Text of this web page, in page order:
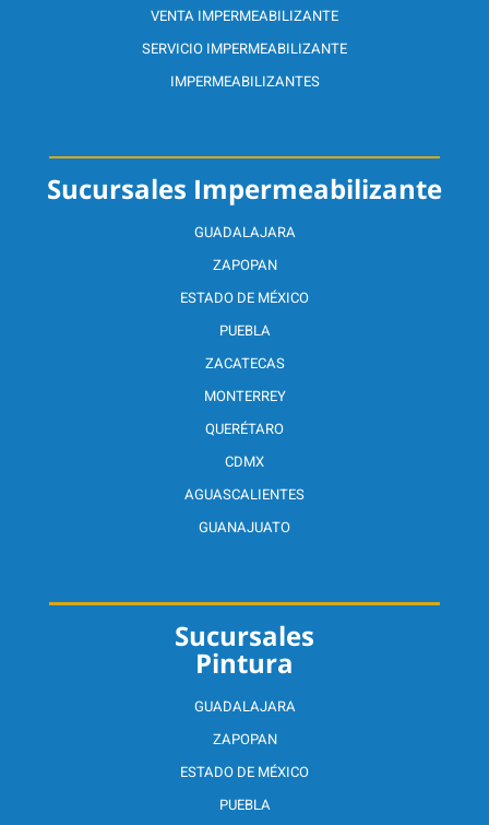
Sucursales
Pintura
GUADALAJARA
ZAPOPAN
ESTADO DE MÉXICO
PUEBLA
Sucursales Impermeabilizante
GUADALAJARA
ZAPOPAN
ESTADO DE MÉXICO
PUEBLA
ZACATECAS
MONTERREY
QUERÉTARO
CDMX
AGUASCALIENTES
GUANAJUATO
VENTA IMPERMEABILIZANTE
SERVICIO IMPERMEABILIZANTE
IMPERMEABILIZANTES